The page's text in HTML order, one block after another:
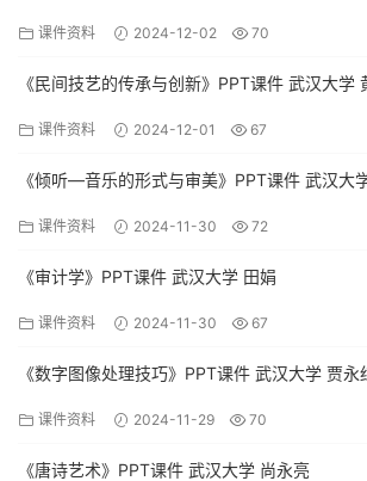
课件资料 2024-12-02 70
《民间技艺的传承与创新》PPT课件 武汉大学
课件资料 2024-12-01 67
《倾听—音乐的形式与审美》PPT课件 武汉大
课件资料 2024-11-30 72
《审计学》PPT课件 武汉大学 田娟
课件资料 2024-11-30 67
《数字图像处理技巧》PPT课件 武汉大学 贾永
课件资料 2024-11-29 70
《唐诗艺术》PPT课件 武汉大学 尚永亮